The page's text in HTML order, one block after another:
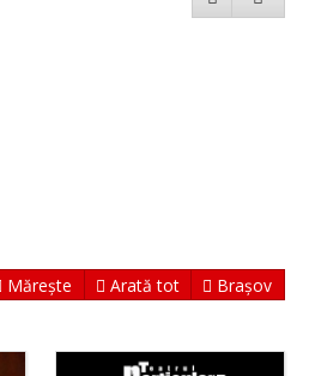
Mărește Arată tot Brașov